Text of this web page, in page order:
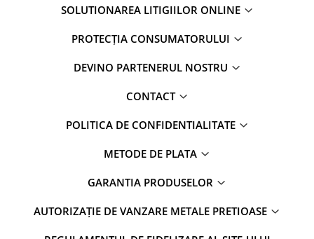
SOLUTIONAREA LITIGIILOR ONLINE
PROTECȚIA CONSUMATORULUI
DEVINO PARTENERUL NOSTRU
CONTACT
POLITICA DE CONFIDENTIALITATE
METODE DE PLATA
GARANTIA PRODUSELOR
AUTORIZAȚIE DE VANZARE METALE PRETIOASE